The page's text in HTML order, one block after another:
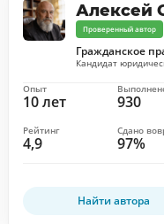
Алексей
Проверенный автор
Гражданское
Кандидат
10 лет
Опыт
930
4,9
Рейтинг
97%
Сдано
Найти автора